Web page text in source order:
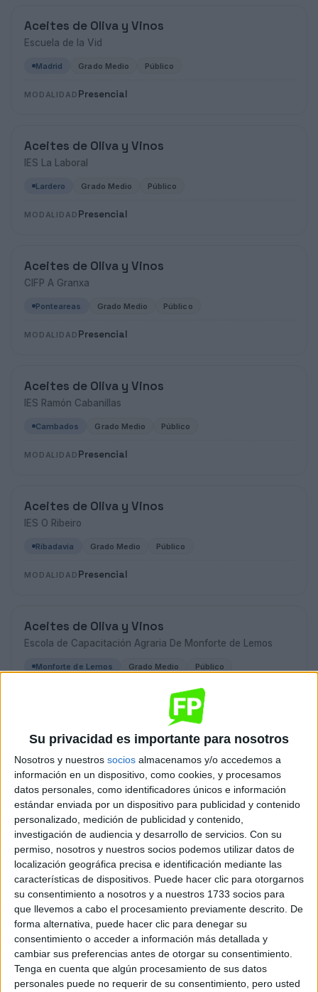
Su privacidad es importante para nosotros
Nosotros y nuestros socios almacenamos y/o accedemos a
información en un dispositivo, como cookies, y procesamos
datos personales, como identificadores únicos e información
estándar enviada por un dispositivo para publicidad y contenido
personalizado, medición de publicidad y contenido,
investigación de audiencia y desarrollo de servicios. Con su
permiso, nosotros y nuestros socios podemos utilizar datos de
localización geográfica precisa e identificación mediante las
características de dispositivos. Puede hacer clic para otorgarnos
su consentimiento a nosotros y a nuestros 1733 socios para
que llevemos a cabo el procesamiento previamente descrito. De
forma alternativa, puede hacer clic para denegar su
consentimiento o acceder a información más detallada y
cambiar sus preferencias antes de otorgar su consentimiento.
Tenga en cuenta que algún procesamiento de sus datos
personales puede no requerir de su consentimiento, pero usted
Aceites de Oliva y Vinos
Escuela de la Vid
Madrid Grado Medio Público
MODALIDAD Presencial
Aceites de Oliva y Vinos
IES La Laboral
Lardero Grado Medio Público
MODALIDAD Presencial
Aceites de Oliva y Vinos
CIFP A Granxa
Ponteareas Grado Medio Público
MODALIDAD Presencial
Aceites de Oliva y Vinos
IES Ramón Cabanillas
Cambados Grado Medio Público
MODALIDAD Presencial
Aceites de Oliva y Vinos
IES O Ribeiro
Ribadavia Grado Medio Público
MODALIDAD Presencial
Aceites de Oliva y Vinos
Escola de Capacitación Agraria De Monforte de Lemos
Monforte de Lemos Grado Medio Público
Aceites de Oliva y Vinos
Colegio Esc.Fam.Agr.Campjoliu
L'Arboç Grado Medio Concertado
MODALIDAD Presencial
Quiero saber más→
Aceites de Oliva y Vinos
IES De Gandesa
Gandesa Grado Medio Público
Presencial